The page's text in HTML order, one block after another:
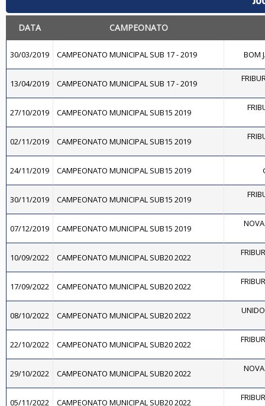
DATA CAMPEONATO
30/03/2019 CAMPEONATO MUNICIPAL SUB 17 - 2019 BOM
13/04/2019 CAMPEONATO MUNICIPAL SUB 17 - 2019
27/10/2019 CAMPEONATO MUNICIPAL SUB15 2019
02/11/2019 CAMPEONATO MUNICIPAL SUB15 2019
24/11/2019 CAMPEONATO MUNICIPAL SUB15 2019
30/11/2019 CAMPEONATO MUNICIPAL SUB15 2019
07/12/2019 CAMPEONATO MUNICIPAL SUB15 2019
10/09/2022 CAMPEONATO MUNICIPAL SUB20 2022
17/09/2022 CAMPEONATO MUNICIPAL SUB20 2022
08/10/2022 CAMPEONATO MUNICIPAL SUB20 2022
22/10/2022 CAMPEONATO MUNICIPAL SUB20 2022
29/10/2022 CAMPEONATO MUNICIPAL SUB20 2022
05/11/2022 CAMPEONATO MUNICIPAL SUB20 2022